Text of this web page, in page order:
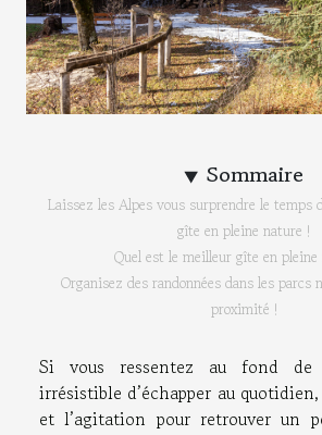
Sommaire
Laissez les Alpes vous surprendre le temps
gîte en pleine nature !
Quel est le meilleur gîte en
Organisez des randonnées dans les parcs
proximité !
Si vous ressentez au fond de
irrésistible d’échapper au
et l’agitation pour retrouver un